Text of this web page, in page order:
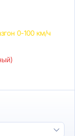
0-100 км/ч